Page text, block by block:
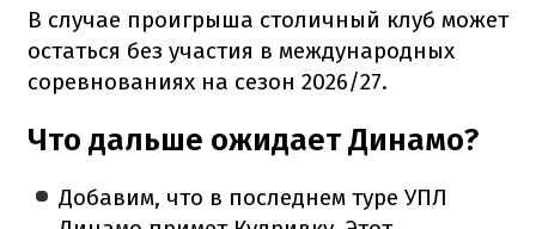
В случае проигрыша столичный клуб может
остаться без участия в международных
соревнованиях на сезон 2026/27.
Что дальше ожидает Динамо?
Добавим, что в последнем туре УПЛ